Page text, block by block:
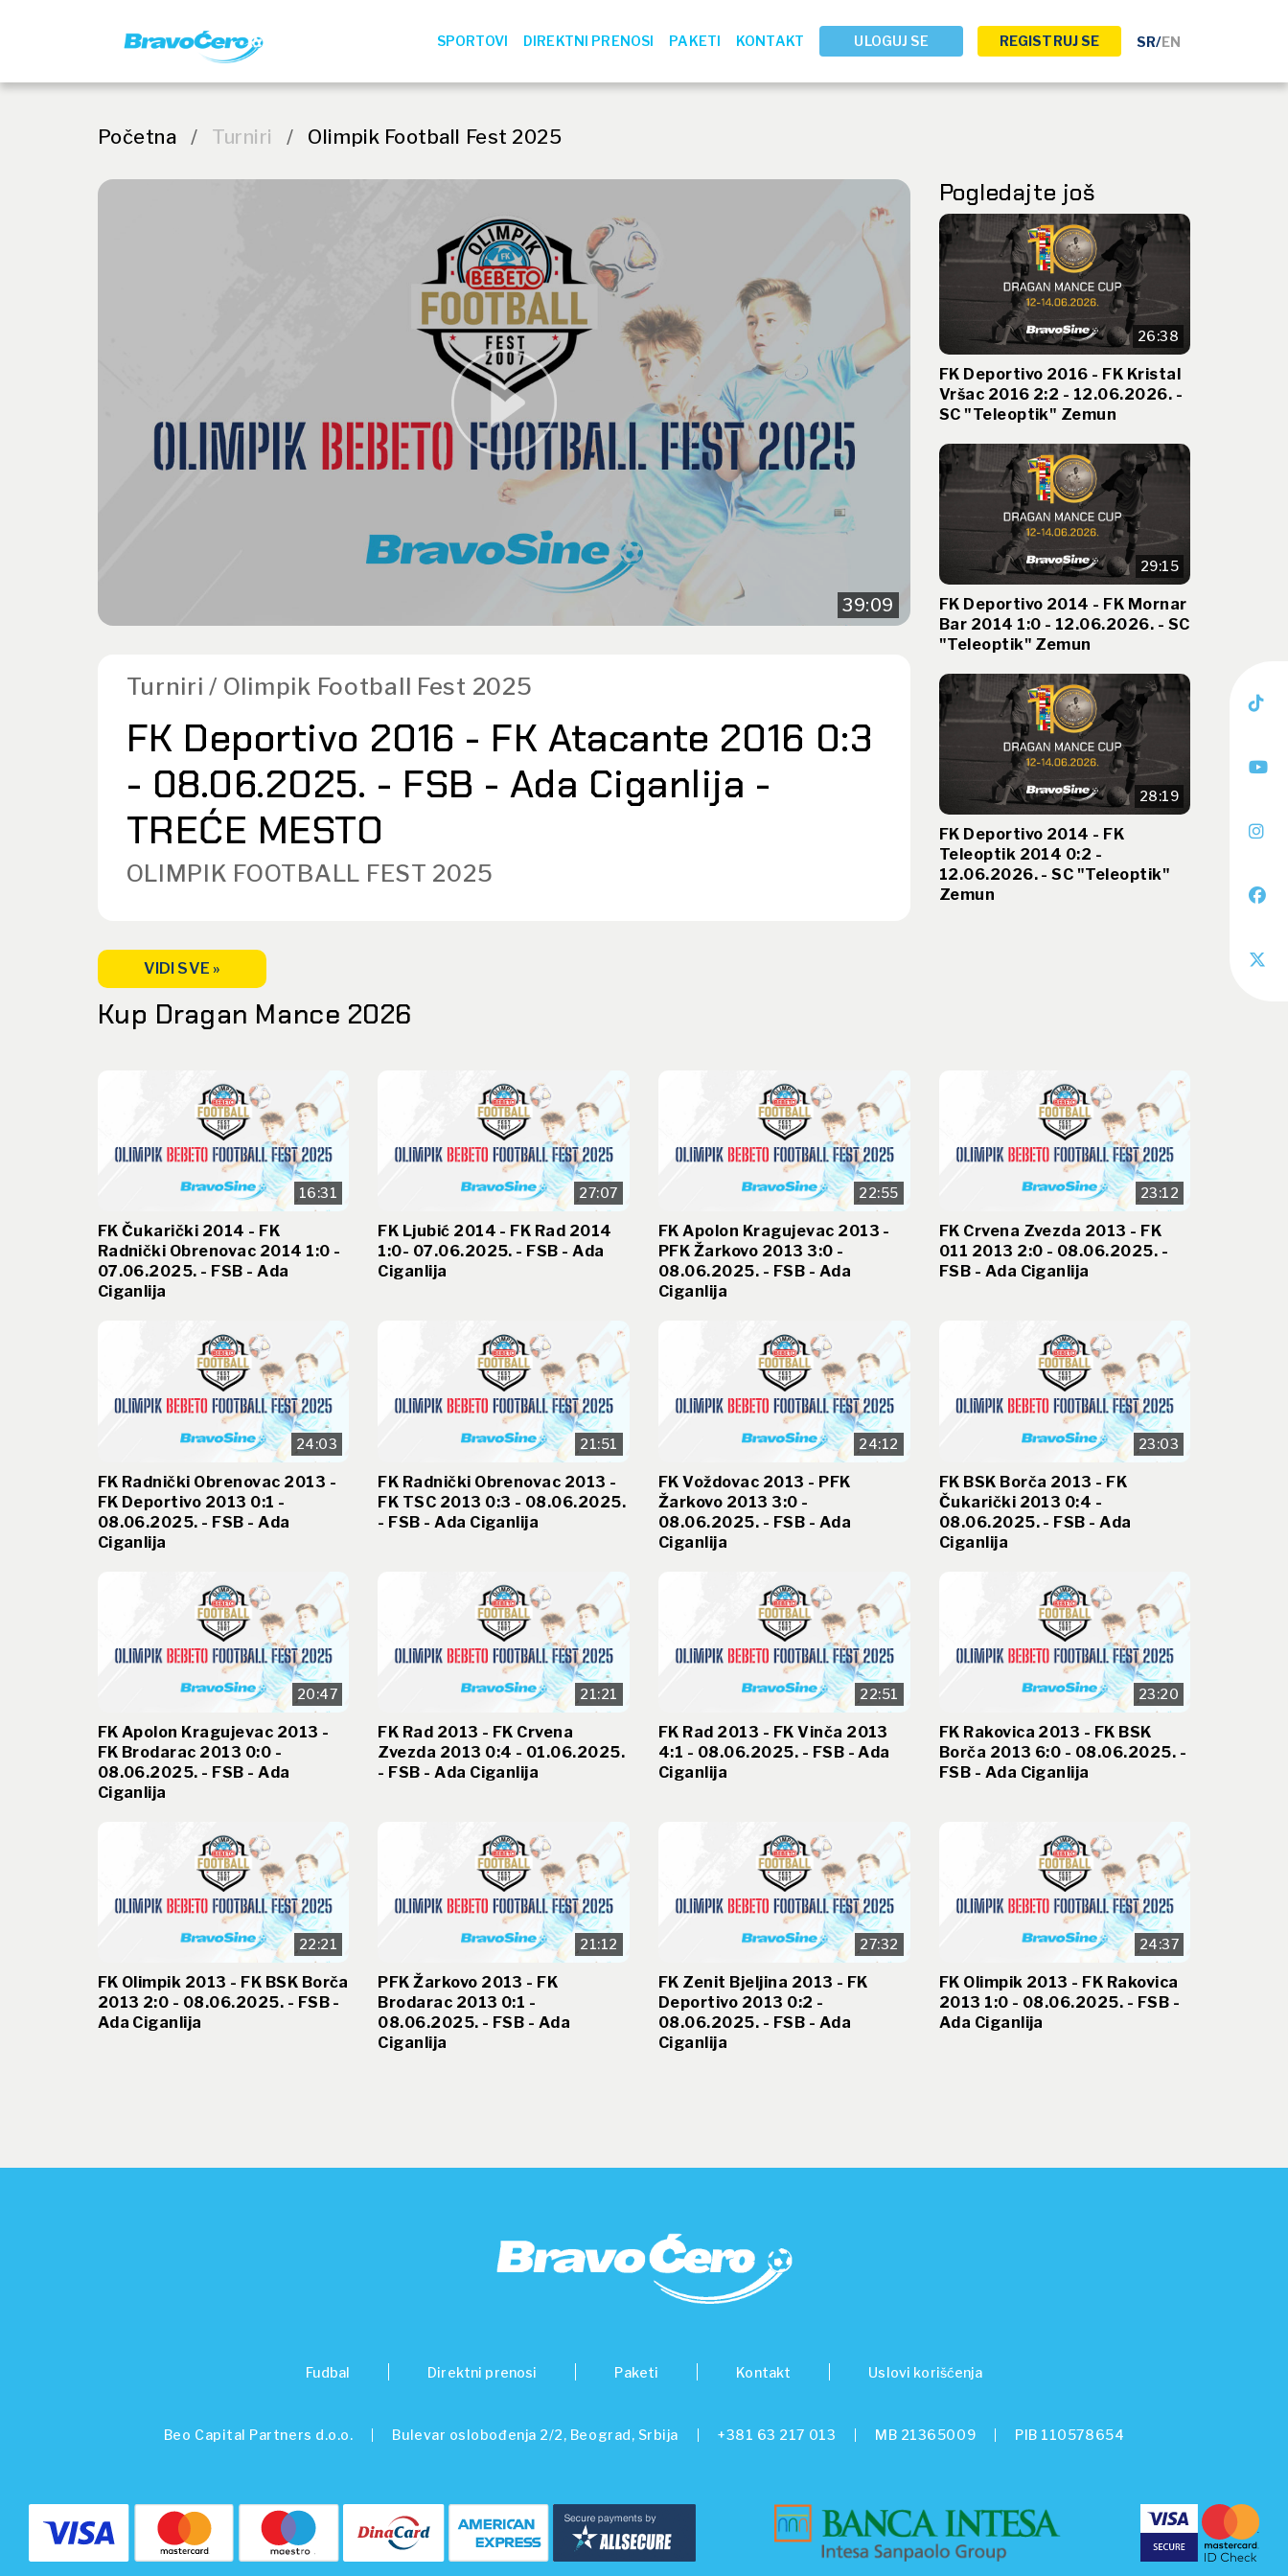
SPORTOVI DIREKTNI PRENOSI PAKETI KONTAKT ULOGUJ SE REGISTRUJ SE SR/EN
Početna / Turniri / Olimpik Football Fest 2025
39:09
Turniri / Olimpik Football Fest 2025
FK Deportivo 2016 - FK Atacante 2016 0:3
- 08.06.2025. - FSB - Ada Ciganlija -
TREĆE MESTO
OLIMPIK FOOTBALL FEST 2025
Pogledajte još
26:38
FK Deportivo 2016 - FK Kristal
Vršac 2016 2:2 - 12.06.2026. -
SC "Teleoptik" Zemun
29:15
FK Deportivo 2014 - FK Mornar
Bar 2014 1:0 - 12.06.2026. - SC
"Teleoptik" Zemun
28:19
FK Deportivo 2014 - FK
Teleoptik 2014 0:2 -
12.06.2026. - SC "Teleoptik"
Zemun
VIDI SVE »
Kup Dragan Mance 2026
16:31
FK Čukarički 2014 - FK
Radnički Obrenovac 2014 1:0 -
07.06.2025. - FSB - Ada
Ciganlija
27:07
FK Ljubić 2014 - FK Rad 2014
1:0- 07.06.2025. - FSB - Ada
Ciganlija
22:55
FK Apolon Kragujevac 2013 -
PFK Žarkovo 2013 3:0 -
08.06.2025. - FSB - Ada
Ciganlija
23:12
FK Crvena Zvezda 2013 - FK
011 2013 2:0 - 08.06.2025. -
FSB - Ada Ciganlija
24:03
FK Radnički Obrenovac 2013 -
FK Deportivo 2013 0:1 -
08.06.2025. - FSB - Ada
Ciganlija
21:51
FK Radnički Obrenovac 2013 -
FK TSC 2013 0:3 - 08.06.2025.
- FSB - Ada Ciganlija
24:12
FK Voždovac 2013 - PFK
Žarkovo 2013 3:0 -
08.06.2025. - FSB - Ada
Ciganlija
23:03
FK BSK Borča 2013 - FK
Čukarički 2013 0:4 -
08.06.2025. - FSB - Ada
Ciganlija
20:47
FK Apolon Kragujevac 2013 -
FK Brodarac 2013 0:0 -
08.06.2025. - FSB - Ada
Ciganlija
21:21
FK Rad 2013 - FK Crvena
Zvezda 2013 0:4 - 01.06.2025.
- FSB - Ada Ciganlija
22:51
FK Rad 2013 - FK Vinča 2013
4:1 - 08.06.2025. - FSB - Ada
Ciganlija
23:20
FK Rakovica 2013 - FK BSK
Borča 2013 6:0 - 08.06.2025. -
FSB - Ada Ciganlija
22:21
FK Olimpik 2013 - FK BSK Borča
2013 2:0 - 08.06.2025. - FSB -
Ada Ciganlija
21:12
PFK Žarkovo 2013 - FK
Brodarac 2013 0:1 -
08.06.2025. - FSB - Ada
Ciganlija
27:32
FK Zenit Bjeljina 2013 - FK
Deportivo 2013 0:2 -
08.06.2025. - FSB - Ada
Ciganlija
24:37
FK Olimpik 2013 - FK Rakovica
2013 1:0 - 08.06.2025. - FSB -
Ada Ciganlija
Fudbal Direktni prenosi Paketi Kontakt Uslovi korišćenja
Beo Capital Partners d.o.o. Bulevar oslobođenja 2/2, Beograd, Srbija +381 63 217 013 MB 21365009 PIB 110578654